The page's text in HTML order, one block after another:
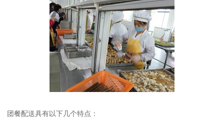
团餐配送具有以下几个特点：